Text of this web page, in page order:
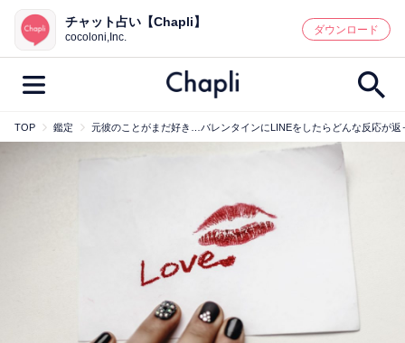
鑑定記事・占い師検索
最新記事一覧
占い師 キャンペーン
彼の気持ち 恋の行方 時期
チャット占い【Chapli】
cocoloni,Inc.
ダウンロード
TOP 鑑定 元彼のことがまだ好き…バレンタインにLINEをしたらどんな反応が返